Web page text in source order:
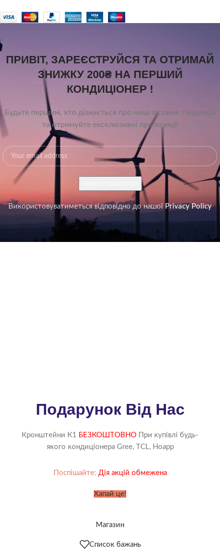
ПРИВІТ, ЗАРЕЄСТРУЙСЯ ТА ОТРИМАЙ
ЗНИЖКУ 200₴ НА ПЕРШИЙ
КОНДИЦІОНЕР !
Будьте першим, хто дізнається про наші останні тенденції
та отримуйте ексклюзивні пропозиції
Використовуватиметься відповідно до нашої Privacy Policy
Подарунок Від Нас
Кронштейни К1 БЕЗКОШТОВНО При купівлі будь-
якого кондиціонера Gree, TCL, Hoapp
Поспішайте: Дія акцій обмежена
Хапай це!
Магазин
Список бажань